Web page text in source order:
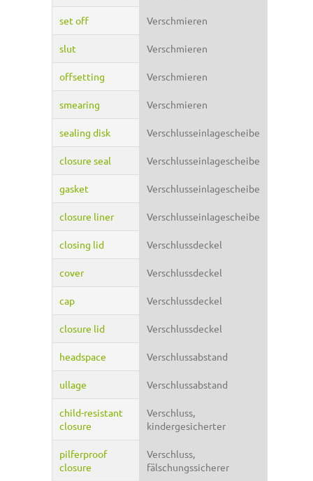
set off Verschmieren
slut Verschmieren
offsetting Verschmieren
smearing Verschmieren
sealing disk Verschlusseinlagescheibe
closure seal Verschlusseinlagescheibe
gasket Verschlusseinlagescheibe
closure liner Verschlusseinlagescheibe
closing lid Verschlussdeckel
cover Verschlussdeckel
cap Verschlussdeckel
closure lid Verschlussdeckel
headspace Verschlussabstand
ullage Verschlussabstand
child-resistant
closure
Verschluss,
kindergesicherter
pilferproof
closure
Verschluss,
fälschungssicherer